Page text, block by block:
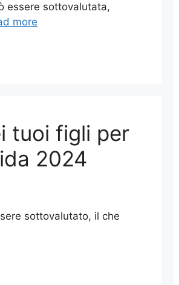
essere sottovalutata,
more
tuoi figli per
2024
sottovalutato, il che